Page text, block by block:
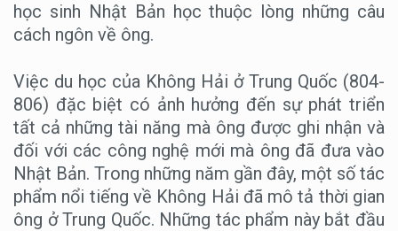
học sinh Nhật Bản học thuộc lòng những câu
cách ngôn về ông.
Việc du học của Không Hải ở Trung Quốc (804-
806) đặc biệt có ảnh hưởng đến sự phát triển
tất cả những tài năng mà ông được ghi nhận và
đối với các công nghệ mới mà ông đã đưa vào
Nhật Bản. Trong những năm gần đây, một số tác
phẩm nổi tiếng về Không Hải đã mô tả thời gian
ông ở Trung Quốc. Những tác phẩm này bắt đầu